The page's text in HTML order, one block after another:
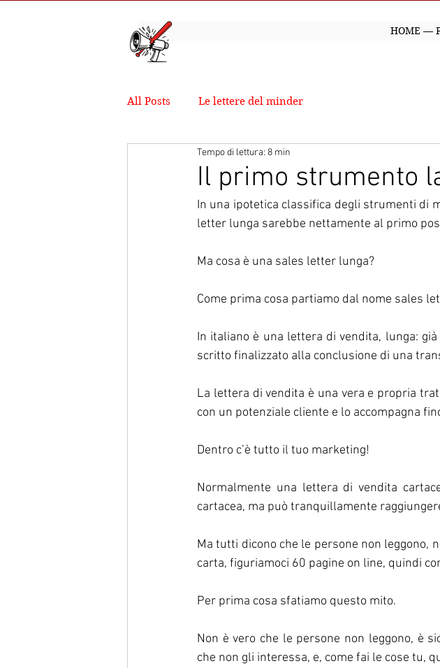
HOME —
All Posts Le lettere del minder
Il primo strumento
Tempo di lettura: 8 min
In una ipotetica classifica degli strumenti di
letter lunga sarebbe nettamente al primo
Ma cosa è una sales letter lunga?
Come prima cosa partiamo dal nome sales
In italiano è una lettera di vendita, lunga:
scritto finalizzato alla conclusione di una
La lettera di vendita è una vera e propria
con un potenziale cliente e lo accompagna
Dentro c’è tutto il tuo marketing!
Normalmente una lettera di vendita
cartacea, ma può tranquillamente
Ma tutti dicono che le persone non leggono,
carta, figuriamoci 60 pagine on line, quindi
Per prima cosa sfatiamo questo mito.
Non è vero che le persone non leggono, è
che non gli interessa, e, come fai le cose tu,